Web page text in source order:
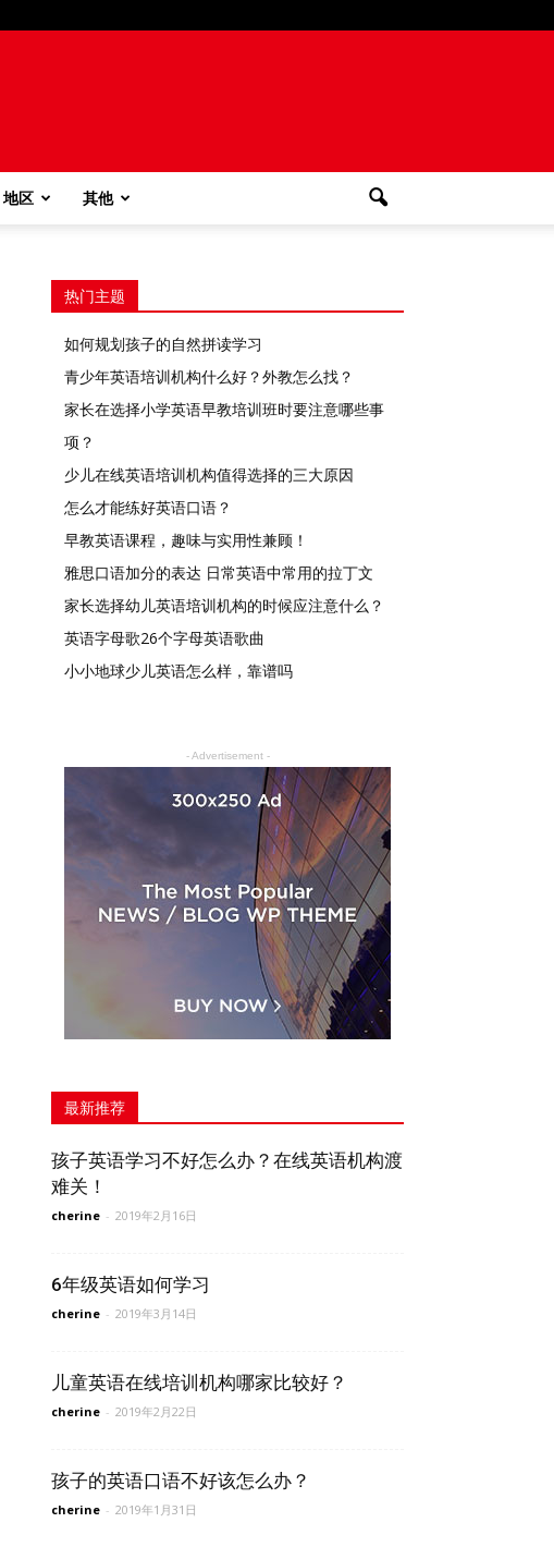
地区 其他
热门主题
如何规划孩子的自然拼读学习
青少年英语培训机构什么好？外教怎么找？
家长在选择小学英语早教培训班时要注意哪些事
项？
少儿在线英语培训机构值得选择的三大原因
怎么才能练好英语口语？
早教英语课程，趣味与实用性兼顾！
雅思口语加分的表达 日常英语中常用的拉丁文
家长选择幼儿英语培训机构的时候应注意什么？
英语字母歌26个字母英语歌曲
小小地球少儿英语怎么样，靠谱吗
- Advertisement -
最新推荐
孩子英语学习不好怎么办？在线英语机构渡
难关！
cherine - 2019年2月16日
6年级英语如何学习
cherine - 2019年3月14日
儿童英语在线培训机构哪家比较好？
cherine - 2019年2月22日
孩子的英语口语不好该怎么办？
cherine - 2019年1月31日